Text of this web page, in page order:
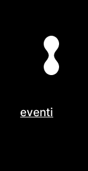
contenuto
eventi